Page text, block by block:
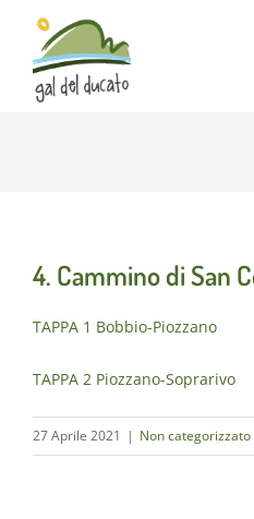
contenuto
4. Cammino di San
TAPPA 1 Bobbio-Piozzano
TAPPA 2 Piozzano-Soprarivo
27 Aprile 2021 | Non categorizzato